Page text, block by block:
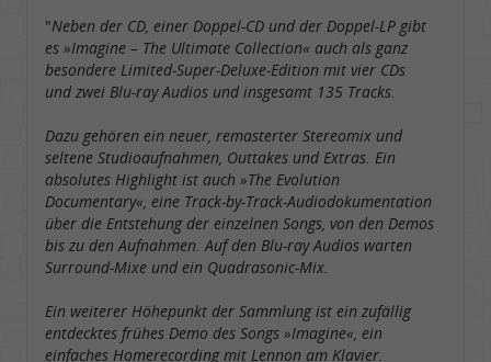
"Neben der CD, einer Doppel-CD und der Doppel-LP gibt
es »Imagine – The Ultimate Collection« auch als ganz
besondere Limited-Super-Deluxe-Edition mit vier CDs
und zwei Blu-ray Audios und insgesamt 135 Tracks.
Dazu gehören ein neuer, remasterter Stereomix und
seltene Studioaufnahmen, Outtakes und Extras. Ein
absolutes Highlight ist auch »The Evolution
Documentary«, eine Track-by-Track-Audiodokumentation
über die Entstehung der einzelnen Songs, von den Demos
bis zu den Aufnahmen. Auf den Blu-ray Audios warten
Surround-Mixe und ein Quadrasonic-Mix.
Ein weiterer Höhepunkt der Sammlung ist ein zufällig
entdecktes frühes Demo des Songs »Imagine«, ein
einfaches Homerecording mit Lennon am Klavier.